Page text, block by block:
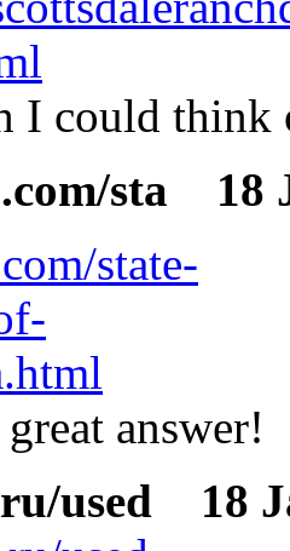
I could think
sta
18
answer!
used
18